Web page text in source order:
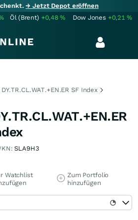
→ Jetzt Depot eröffnen
Öl (Brent) +0,48% Dow Jones +0,21%
DY.TR.CL.WAT.+EN.ER SF Index
SLA9H3
Watchlist
Zum Portfolio
hinzufügen